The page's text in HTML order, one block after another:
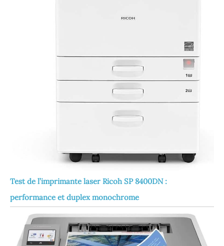
Test de l’imprimante laser Ricoh SP 8400DN :
performance et duplex monochrome